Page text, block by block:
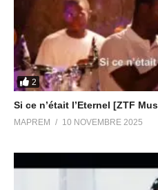
2
Si ce n’était l’Eternel [ZTF
MAPREM 10 NOVEMBRE 2025